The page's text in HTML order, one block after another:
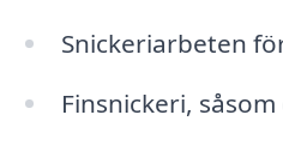
Snickeriarbeten
Finsnickeri,